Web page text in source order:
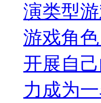
演类型
游戏角
开展自
力成为一